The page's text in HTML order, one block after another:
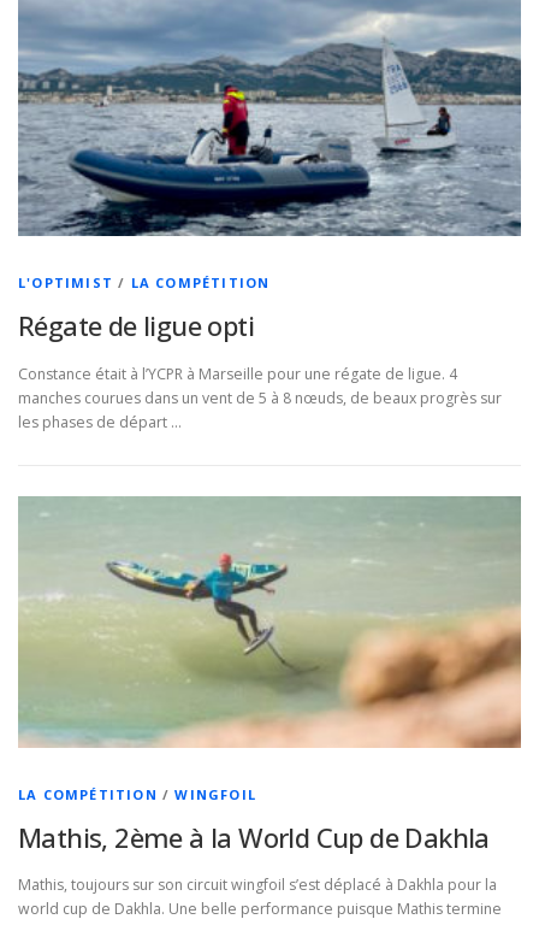
L'OPTIMIST / LA COMPÉTITION
Régate de ligue opti
Constance était à l’YCPR à Marseille pour une régate de ligue. 4
manches courues dans un vent de 5 à 8 nœuds, de beaux progrès sur
les phases de départ …
LA COMPÉTITION /WINGFOIL
Mathis, 2ème à la World Cup de Dakhla
Mathis, toujours sur son circuit wingfoil s’est déplacé à Dakhla pour la
world cup de Dakhla. Une belle performance puisque Mathis termine